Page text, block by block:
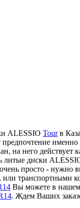
ALESSIO Tourв
именно
на него
литые диски
просто -
или транспортными
Вы можете в нашем
. Ждем Ваших